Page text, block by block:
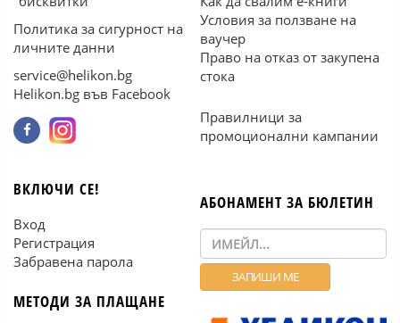
Политика за сигурност на
личните данни
service@helikon.bg
Helikon.bg във Facebook
Условия за ползване на
ваучер
Право на отказ от закупена
стока
Правилници за
промоционални кампании
ВКЛЮЧИ СЕ!
Вход
Регистрация
Забравена парола
МЕТОДИ ЗА ПЛАЩАНЕ
АБОНАМЕНТ ЗА БЮЛЕТИН